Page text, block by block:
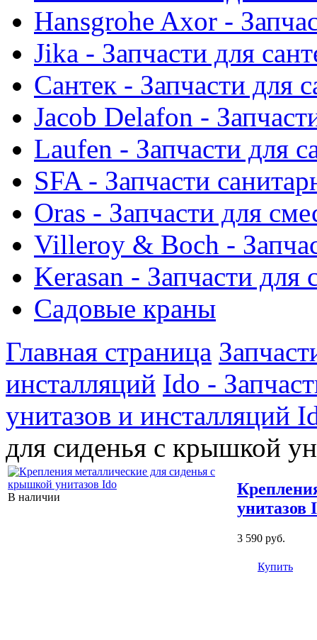
Hansgrohe Axor -
Jika - Запчасти для
Сантек - Запчасти для
Jacob Delafon -
Laufen - Запчасти для
SFA - Запчасти
Oras - Запчасти для
Villeroy & Boch -
Kerasan - Запчасти для
Садовые краны
Главная страница
инсталляций Ido -
унитазов и инсталляций
для сиденья с крышкой
В наличии
унитазов
3 590 руб.
Купить